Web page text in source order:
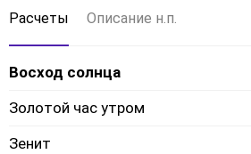
Расчеты Описание н.п.
Восход солнца
Золотой час утром
Зенит